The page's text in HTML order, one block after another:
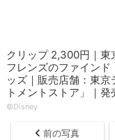
クリップ 2,300円｜東
フレンズのファイン
ッズ｜販売店舗：東
トメントストア」｜
©Disney
前の写真